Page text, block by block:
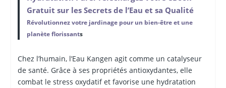
Gratuit sur les Secrets de l’Eau et sa Qualité
Révolutionnez votre jardinage pour un bien-être et une
planète florissants
Chez l’humain, l’Eau Kangen agit comme un catalyseur
de santé. Grâce à ses propriétés antioxydantes, elle
combat le stress oxydatif et favorise une hydratation